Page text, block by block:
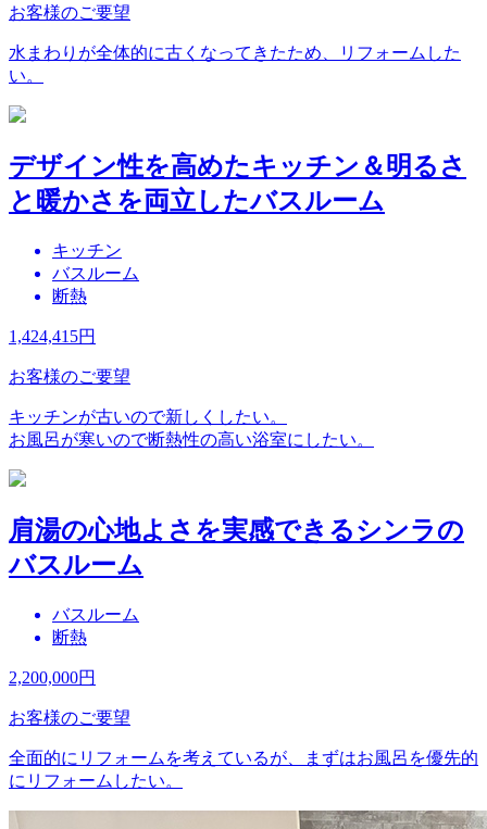
お客様のご要望
水まわりが全体的に古くなってきたため、リフォームした
い。
デザイン性を高めたキッチン＆明るさ
と暖かさを両立したバスルーム
キッチン
バスルーム
断熱
1,424,415円
お客様のご要望
キッチンが古いので新しくしたい。
お風呂が寒いので断熱性の高い浴室にしたい。
肩湯の心地よさを実感できるシンラの
バスルーム
バスルーム
断熱
2,200,000円
お客様のご要望
全面的にリフォームを考えているが、まずはお風呂を優先的
にリフォームしたい。